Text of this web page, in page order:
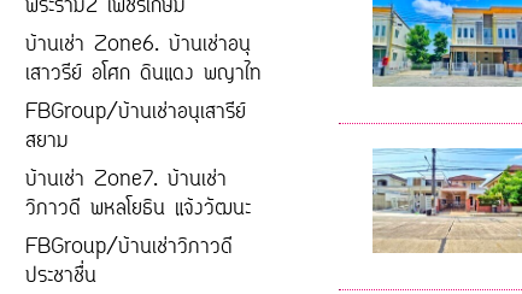
พระราม2 เพชรเกษม
บ้านเช่า Zone6. บ้านเช่าอนุ
เสาวรีย์ อโศก ดินแดง พญาไท
FBGroup/บ้านเช่าอนุเสารีย์
สยาม
บ้านเช่า Zone7. บ้านเช่า
วิภาวดี พหลโยธิน แจ้งวัฒนะ
FBGroup/บ้านเช่าวิภาวดี
ประชาชื่น